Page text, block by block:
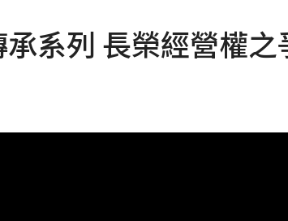
系列 長榮經營權之